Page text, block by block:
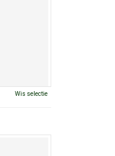
Wis selectie